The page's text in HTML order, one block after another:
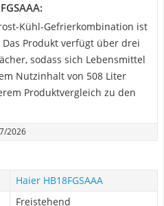
Kühl-Gefrierkombination ist
Produkt verfügt über drei
sodass sich Lebensmittel
Nutzinhalt von 508 Liter
Produktvergleich zu den
2026
Haier HB18FGSAAA
Freistehend